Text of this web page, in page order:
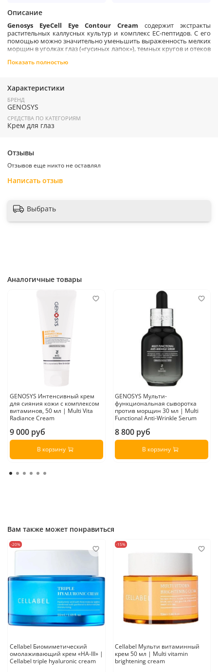
Описание
Genosys EyeCell Eye Contour Cream содержит экстракты
растительных каллусных культур и комплекс EC-пептидов. С его
помощью можно значительно уменьшить выраженность мелких
морщин в уголках глаз («гусиных лапок»), темных кругов и отеков
трипептид-1, Ацетиловый гексапептид-8. Комплекс для борьбы с
темными кругами: N-гидроксисукцинимид, Кризин,
Пальмитоиловый Олигопептид. Эффективен против
гиперпигментации, а также оказывает омолаживающее действие
на ткани вокруг глаз. Экстракты Растительных стволовых клеток.
Применение:
Serum, нанося крем поверх сыворотки, для интенсивной терапии
кожи в области вокруг глаз.
Показать полностью
Характеристики
БРЕНД
GENOSYS
СРЕДСТВА ПО КАТЕГОРИЯМ
Крем для глаз
Отзывы
Отзывов еще никто не оставлял
Написать отзыв
Выбрать
Аналогичные товары
GENOSYS Интенсивный крем
для сияния кожи с комплексом
витаминов, 50 мл | Multi Vita
Radiance Cream
9 000 руб
В корзину
GENOSYS Мульти-
функциональная сыворотка
против морщин 30 мл | Multi
Functional Anti-Wrinkle Serum
8 800 руб
В корзину
Вам также может понравиться
-20%
Cellabel Биомиметический
омолаживающий крем «НА-III» |
Cellabel triple hyaluronic cream
-15%
Cellabel Мульти витаминный
крем 50 мл | Multi vitamin
brightening cream